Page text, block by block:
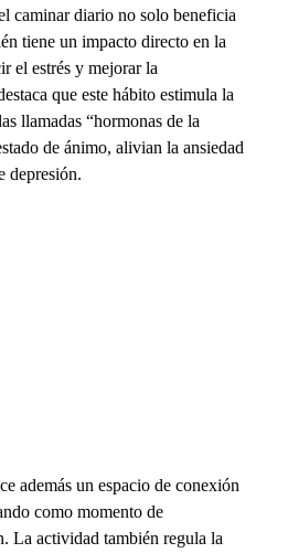
caminar diario no solo beneficia
tiene un impacto directo en la
el estrés y mejorar la
que este hábito estimula la
llamadas “hormonas de la
de ánimo, alivian la ansiedad
depresión.
además un espacio de conexión
como momento de
La actividad también regula la